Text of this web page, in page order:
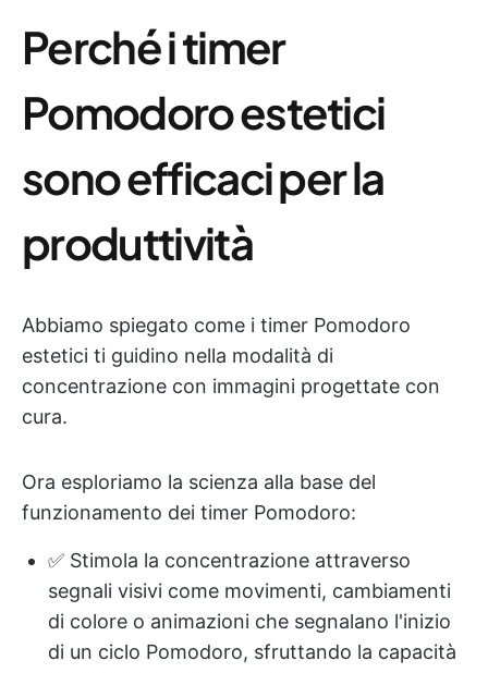
Perché i timer
Pomodoro estetici
sono efficaci per la
produttività
Abbiamo spiegato come i timer Pomodoro
estetici ti guidino nella modalità di
concentrazione con immagini progettate con
cura.
Ora esploriamo la scienza alla base del
funzionamento dei timer Pomodoro:
✅ Stimola la concentrazione attraverso
segnali visivi come movimenti, cambiamenti
di colore o animazioni che segnalano l'inizio
di un ciclo Pomodoro, sfruttando la capacità